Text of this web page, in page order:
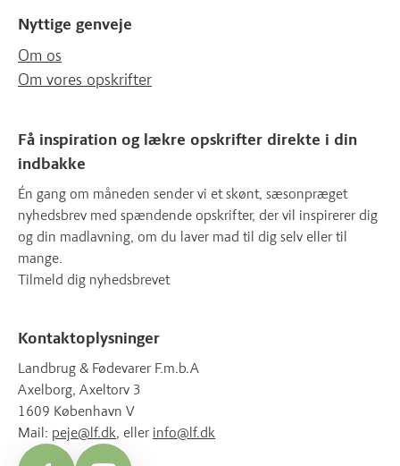
Nyttige genveje
Om os
Om vores opskrifter
Få inspiration og lækre opskrifter direkte i din
indbakke
Én gang om måneden sender vi et skønt, sæsonpræget
nyhedsbrev med spændende opskrifter, der vil inspirerer dig
og din madlavning, om du laver mad til dig selv eller til
mange.
Tilmeld dig nyhedsbrevet
Kontaktoplysninger
Landbrug & Fødevarer F.m.b.A
Axelborg, Axeltorv 3
1609 København V
Mail: peje@lf.dk, eller info@lf.dk